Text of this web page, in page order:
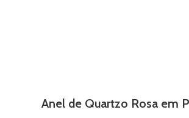
Anel de Quartzo Rosa em